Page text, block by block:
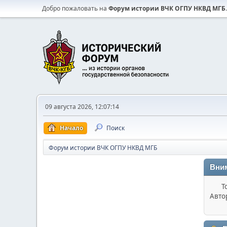
Добро пожаловать на Форум истории ВЧК ОГПУ НКВД МГБ.
09 августа 2026, 12:07:14
Начало Поиск
Форум истории ВЧК ОГПУ НКВД МГБ